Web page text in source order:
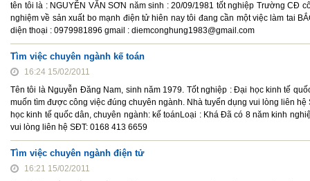
tên tôi là : NGUYỄN VĂN SƠN năm sinh : 20/09/1981 tốt nghiệp Trường CĐ
nghiệm về sản xuất bo mạnh điện tử hiên nay tôi đang cần một việc làm tai
diện thoại : 0979981896 gmail : diemconghung1983@gmail.com
Tìm việc chuyên ngành kế toán
16:24 15/02/2011
Tên tôi là Nguyễn Đăng Nam, sinh năm 1979. Tốt nghiệp : Đại học kinh tế
muốn tìm được công việc đúng chuyên ngành. Nhà tuyển dụng vui lòng liên
học kinh tế quốc dân, chuyên ngành: kế toánLoại : Khá Đã có 8 năm kinh
vui lòng liên hệ SĐT: 0168 413 6659
Tìm việc chuyên ngành điện tử
16:21 15/02/2011